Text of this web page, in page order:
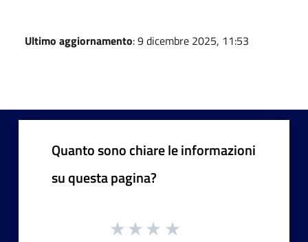
Ultimo aggiornamento: 9 dicembre 2025, 11:53
Quanto sono chiare le informazioni
su questa pagina?